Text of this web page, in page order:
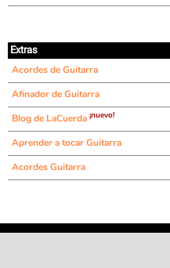
Extras
Acordes de Guitarra
Afinador de Guitarra
Blog de LaCuerda ¡nuevo!
Aprender a tocar Guitarra
Acordes Guitarra